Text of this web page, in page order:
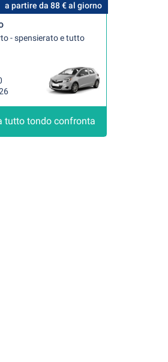
a partire da 88 € al giorno
- spensierato e tutto
tutto tondo confronta